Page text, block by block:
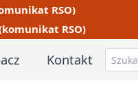
RSO)
RSO)
Kontakt